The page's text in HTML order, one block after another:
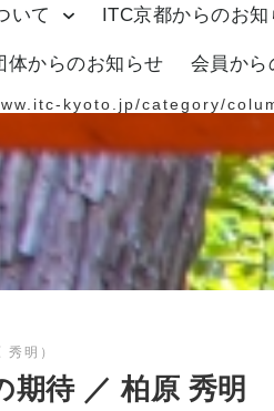
いて ITC京都からのお知
体からのお知らせ 会員から
kyoto.jp/category/
明）
期待 ／ 柏原 秀明